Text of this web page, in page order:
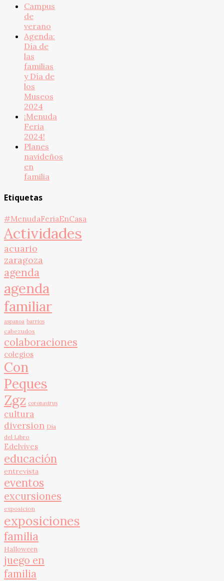
Campus
de
verano
Agenda:
Día de
las
familias
y Día de
los
Museos
2024
¡Menuda
Feria
2024!
Planes
navideños
en
familia
Etiquetas
#MenudaFeriaEnCasa
Actividades
acuario
zaragoza
agenda
agenda
familiar
aspanoa barrios
cabezudos
colaboraciones
colegios
Con
Peques
Zgz coronavirus
cultura
diversion Día
del Libro
Edelvives
educación
entrevista
eventos
excursiones
exposicion
exposiciones
familia
Halloween
juego en
familia